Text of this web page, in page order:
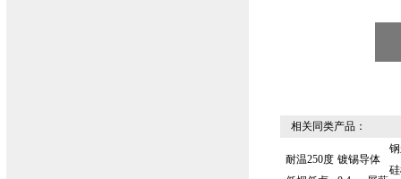
相关同类产品：
耐温250度 镀锡导体